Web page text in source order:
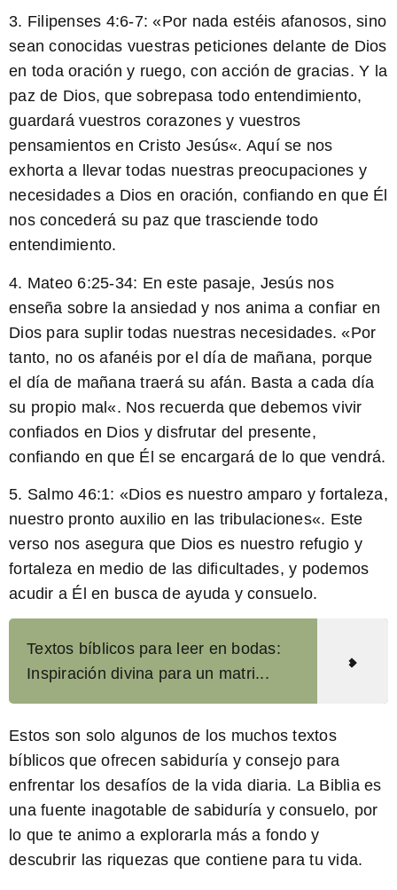
3. Filipenses 4:6-7: «Por nada estéis afanosos, sino
sean conocidas vuestras peticiones delante de Dios
en toda oración y ruego, con acción de gracias. Y la
paz de Dios, que sobrepasa todo entendimiento,
guardará vuestros corazones y vuestros
pensamientos en Cristo Jesús«. Aquí se nos
exhorta a llevar todas nuestras preocupaciones y
necesidades a Dios en oración, confiando en que Él
nos concederá su paz que trasciende todo
entendimiento.
4. Mateo 6:25-34: En este pasaje, Jesús nos
enseña sobre la ansiedad y nos anima a confiar en
Dios para suplir todas nuestras necesidades. «Por
tanto, no os afanéis por el día de mañana, porque
el día de mañana traerá su afán. Basta a cada día
su propio mal«. Nos recuerda que debemos vivir
confiados en Dios y disfrutar del presente,
confiando en que Él se encargará de lo que vendrá.
5. Salmo 46:1: «Dios es nuestro amparo y fortaleza,
nuestro pronto auxilio en las tribulaciones«. Este
verso nos asegura que Dios es nuestro refugio y
fortaleza en medio de las dificultades, y podemos
acudir a Él en busca de ayuda y consuelo.
Textos bíblicos para leer en bodas:
Inspiración divina para un matri...
Estos son solo algunos de los muchos textos
bíblicos que ofrecen sabiduría y consejo para
enfrentar los desafíos de la vida diaria. La Biblia es
una fuente inagotable de sabiduría y consuelo, por
lo que te animo a explorarla más a fondo y
descubrir las riquezas que contiene para tu vida.